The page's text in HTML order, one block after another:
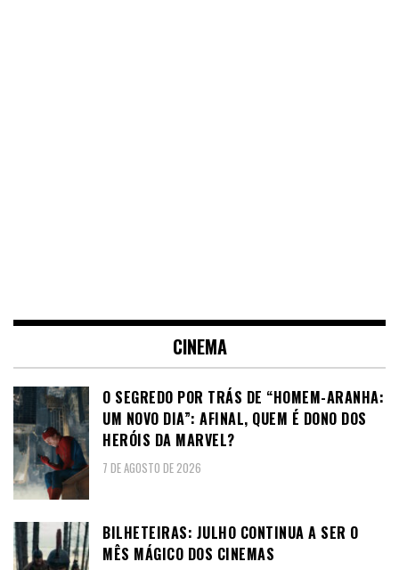
CINEMA
O SEGREDO POR TRÁS DE “HOMEM-ARANHA:
UM NOVO DIA”: AFINAL, QUEM É DONO DOS
HERÓIS DA MARVEL?
7 DE AGOSTO DE 2026
BILHETEIRAS: JULHO CONTINUA A SER O
MÊS MÁGICO DOS CINEMAS